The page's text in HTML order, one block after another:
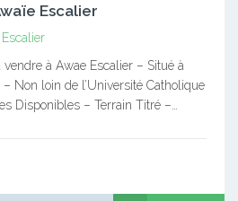
Escalier
à Awae Escalier – Situé à
Non loin de l’Université Catholique
Disponibles – Terrain Titré –…